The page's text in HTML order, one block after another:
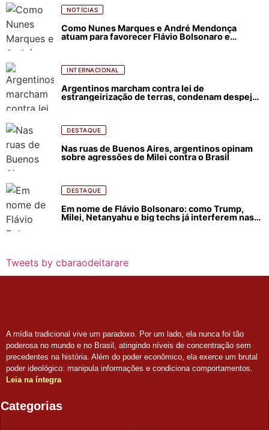
NOTÍCIAS
Como Nunes Marques e André Mendonça
atuam para favorecer Flávio Bolsonaro e
INTERNACIONAL
Argentinos marcham contra lei de
estrangeirização de terras, condenam despejos
DESTAQUE
Nas ruas de Buenos Aires, argentinos opinam
sobre agressões de Milei contra o Brasil
DESTAQUE
Em nome de Flávio Bolsonaro: como Trump,
Milei, Netanyahu e big techs já interferem nas
Tweets by cbaraodeitarare
A mídia tradicional vive um paradoxo. Por um lado, ela nunca foi tão
poderosa no mundo e no Brasil, atingindo níveis de concentração sem
precedentes na história. Além do poder econômico, ela exerce um brutal
poder ideológico: manipula informações e condiciona comportamentos.
Leia na íntegra
Categorias